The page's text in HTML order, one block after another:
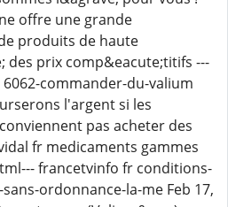
offre une grande
produits de haute
des prix comp&eacute;titifs ---
commander-du-valium
l'argent si les
pas acheter des
fr medicaments gammes
francetvinfo fr conditions-
ordonnance-la-me Feb 17,